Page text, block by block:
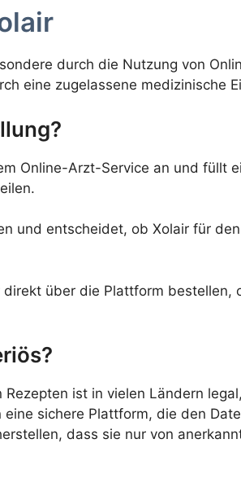
durch die Nutzung von
eine zugelassene medizinische
Online-Arzt-Service an und füllt
und entscheidet, ob Xolair für
über die Plattform bestellen,
ist in vielen Ländern
sichere Plattform, die den
dass sie nur von